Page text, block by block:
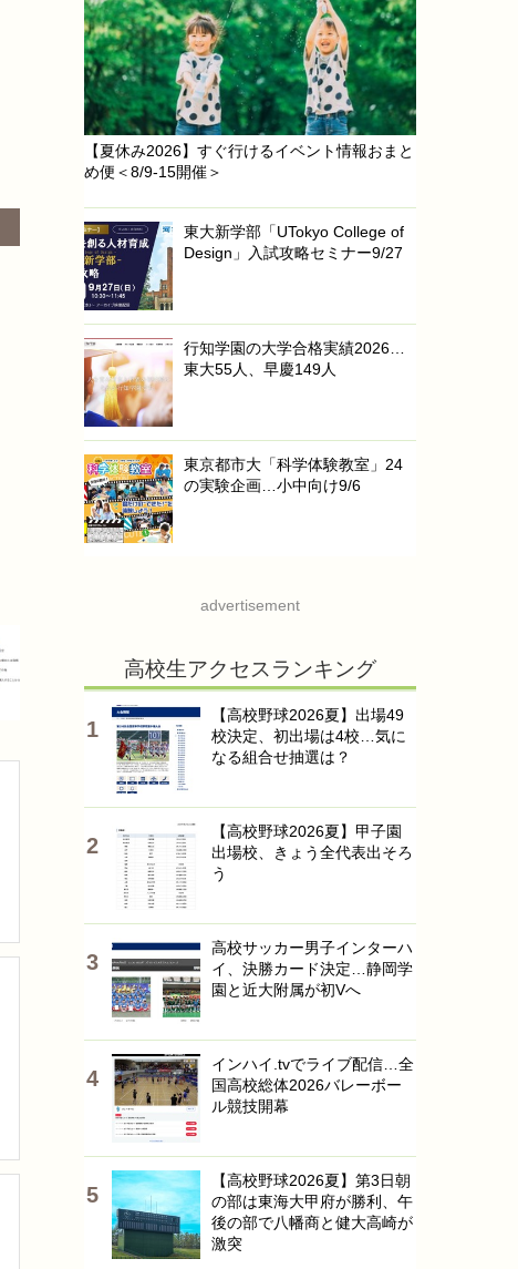
【夏休み2026】すぐ行けるイベント情報おまと
め便＜8/9-15開催＞
東大新学部「UTokyo College of
Design」入試攻略セミナー9/27
行知学園の大学合格実績2026…
東大55人、早慶149人
東京都市大「科学体験教室」24
の実験企画…小中向け9/6
advertisement
高校生アクセスランキング
【高校野球2026夏】出場49
校決定、初出場は4校…気に
なる組合せ抽選は？
【高校野球2026夏】甲子園
出場校、きょう全代表出そろ
う
高校サッカー男子インターハ
イ、決勝カード決定…静岡学
園と近大附属が初Vへ
インハイ.tvでライブ配信…全
国高校総体2026バレーボー
ル競技開幕
【高校野球2026夏】第3日朝
の部は東海大甲府が勝利、午
後の部で八幡商と健大高崎が
激突